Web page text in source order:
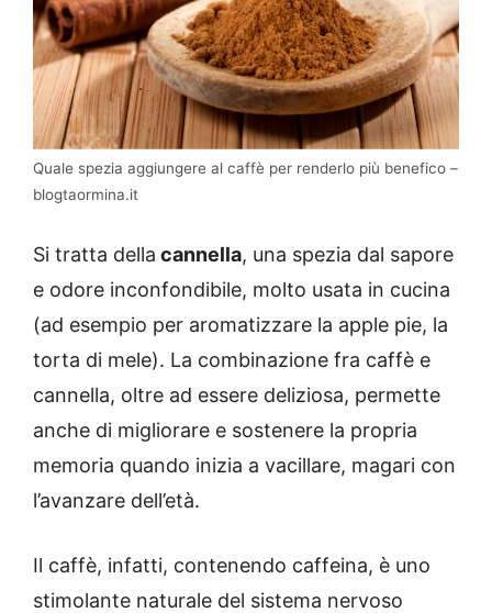
Quale spezia aggiungere al caffè per renderlo più benefico –
blogtaormina.it
Si tratta della cannella, una spezia dal sapore
e odore inconfondibile, molto usata in cucina
(ad esempio per aromatizzare la apple pie, la
torta di mele). La combinazione fra caffè e
cannella, oltre ad essere deliziosa, permette
anche di migliorare e sostenere la propria
memoria quando inizia a vacillare, magari con
l’avanzare dell’età.
Il caffè, infatti, contenendo caffeina, è uno
stimolante naturale del sistema nervoso